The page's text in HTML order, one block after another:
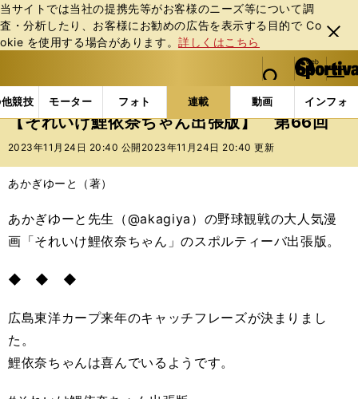
当サイトでは当社の提携先等がお客様のニーズ等について調
査・分析したり、お客様にお勧めの広告を表⽰する⽬的で Co
okie を使⽤する場合があります。詳しくはこちら
閉じ
る
web Sportiva (webスポルティーバ)
検索
マイペ
ー
ジ
メニュ
競技 モーター フォト 連載 動画 インフォ
b
ス
ポ
ル
ィ
ー
連載コラム スポマン！ それいけ鯉依奈ちゃん出張
【それいけ鯉依奈ちゃん出張版】 第66回
2023年11月24日 20:40 公開 2023年11月24日 20:40 更新
あかぎゆーと（著）
あかぎゆーと先生（@akagiya）の野球観戦の大人気漫
画「それいけ鯉依奈ちゃん」のスポルティーバ出張版。
◆ ◆ ◆
広島東洋カープ来年のキャッチフレーズが決まりまし
た。
鯉依奈ちゃんは喜んでいるようです。